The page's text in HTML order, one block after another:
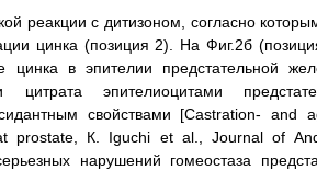
реакции с дитизоном, согласно
цинка (позиция 2). На Фиг.2б
цинка в эпителии предстательной
эпителиоцитами
свойствами [Castration- and
prostate, К. Iguchi et al., Journal of
нарушений гомеостаза